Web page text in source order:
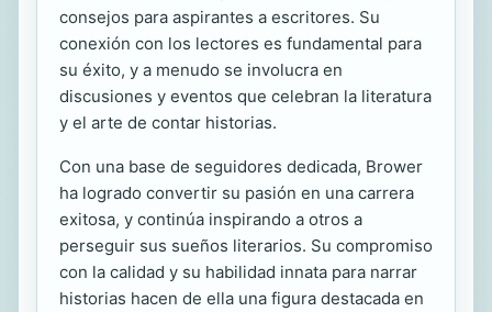
consejos para aspirantes a escritores. Su
conexión con los lectores es fundamental para
su éxito, y a menudo se involucra en
discusiones y eventos que celebran la literatura
y el arte de contar historias.
Con una base de seguidores dedicada, Brower
ha logrado convertir su pasión en una carrera
exitosa, y continúa inspirando a otros a
perseguir sus sueños literarios. Su compromiso
con la calidad y su habilidad innata para narrar
historias hacen de ella una figura destacada en